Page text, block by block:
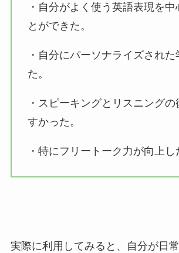
・自分がよく使う英語表現を中
とができた。
・自分にパーソナライズされた
た。
・スピーキングとリスニング
すかった。
・特にフリートーク力が向上し
実際に利用してみると、自分が日